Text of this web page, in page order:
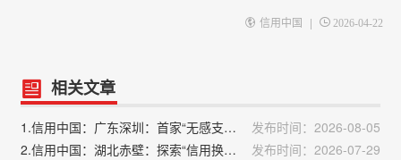
信用中国 | 2026-04-22
相关文章
1.信用中国：广东深圳：首家“无感支付”信用医院上线
发布时间：2026-08-05
2.信用中国：湖北赤壁：探索“信用换信贷”机制 推动公积金归集扩面
发布时间：2026-07-29